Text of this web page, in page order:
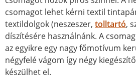
csomagot lehet kérni textil
textildolgok (neszeszer, tolltartó,
díszítésére használnánk. A
az egyikre egy nagy főmotívum
négyfelé vágom így négy
készülhet el.